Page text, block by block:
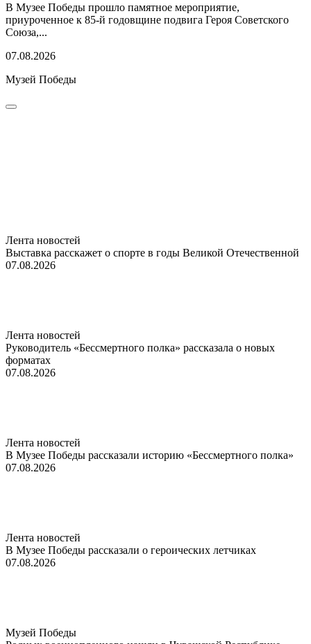
В Музее Победы прошло памятное мероприятие,
приуроченное к 85-й годовщине подвига Героя Советского
Союза,...
07.08.2026
Музей Победы
Лента новостей
Выставка расскажет о спорте в годы Великой Отечественной
07.08.2026
Лента новостей
Руководитель «Бессмертного полка» рассказала о новых
форматах
07.08.2026
Лента новостей
В Музее Победы рассказали историю «Бессмертного полка»
07.08.2026
Лента новостей
В Музее Победы рассказали о героических летчиках
07.08.2026
Музей Победы